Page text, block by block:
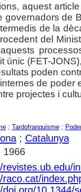
aquest
governadors de
de la
del
únic (FET-
poden
de poder
projectes i
; Tardofranquisme;
; Catalunya
1966
revistes.ub.edu/
raco.cat/
doi.org/10.1344/